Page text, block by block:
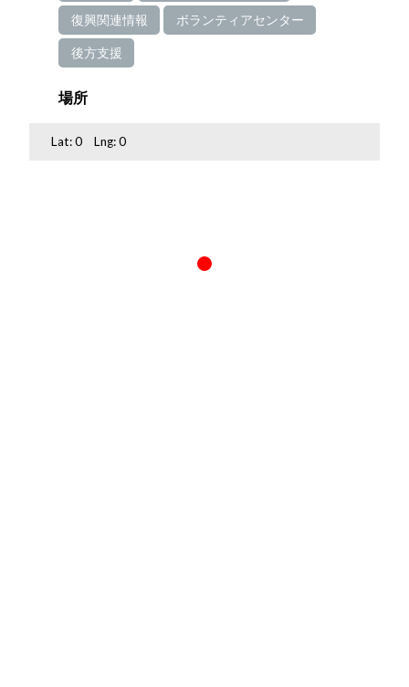
復興関連情報 ボランティアセンター
後方支援
場所
Lat:0 Lng:0